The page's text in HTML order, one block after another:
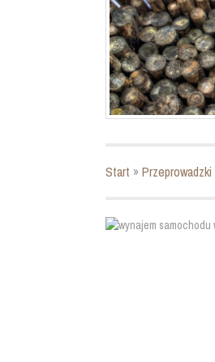
Start »Przeprowadzki